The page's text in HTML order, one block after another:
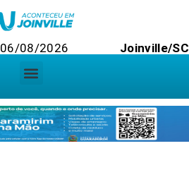
06/08/2026 Joinville/SC